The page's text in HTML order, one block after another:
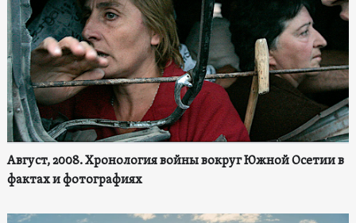
Август, 2008. Хронология войны вокруг Южной Осетии в
фактах и фотографиях